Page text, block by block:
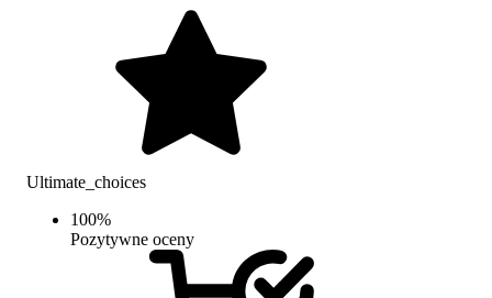
Ultimate_choices
100%
Pozytywne oceny